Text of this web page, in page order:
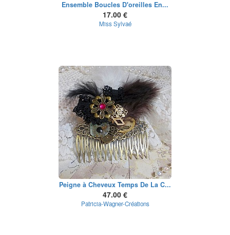
Ensemble Boucles D'oreilles En...
17.00 €
Miss Sylvaé
Peigne à Cheveux Temps De La C...
47.00 €
Patricia-Wagner-Créations